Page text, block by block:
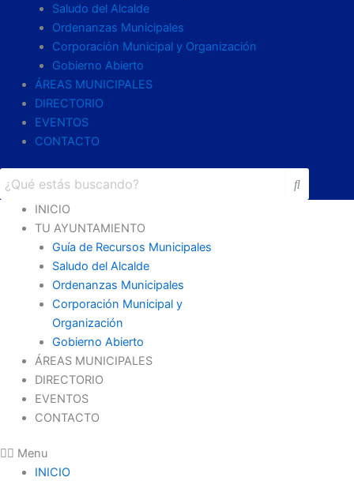
Saludo del Alcalde
Ordenanzas Municipales
Corporación Municipal y Organización
Gobierno Abierto
ÁREAS MUNICIPALES
DIRECTORIO
EVENTOS
CONTACTO
INICIO
TU AYUNTAMIENTO
Guía de Recursos Municipales
Saludo del Alcalde
Ordenanzas Municipales
Corporación Municipal y
Organización
Gobierno Abierto
ÁREAS MUNICIPALES
DIRECTORIO
EVENTOS
CONTACTO
Menu
INICIO